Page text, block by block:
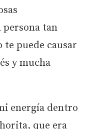
persona tan
te puede causar
y mucha
energía dentro
que era